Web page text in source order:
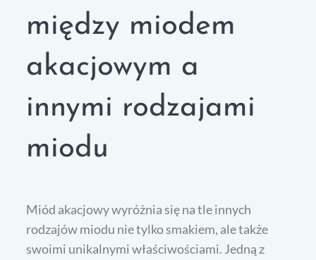
między miodem
akacjowym a
innymi rodzajami
miodu
Miód akacjowy wyróżnia się na tle innych
rodzajów miodu nie tylko smakiem, ale także
swoimi unikalnymi właściwościami. Jedną z